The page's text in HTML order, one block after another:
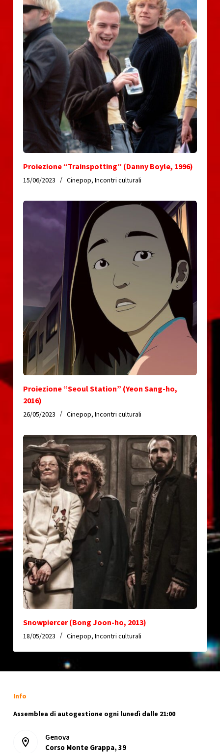
Proiezione “Trainspotting” (Danny Boyle, 1996)
15/06/2023 Cinepop, Incontri culturali
Proiezione “Seoul Station” (Yeon Sang-ho,
2016)
26/05/2023 Cinepop, Incontri culturali
Snowpiercer (Bong Joon-ho, 2013)
18/05/2023 Cinepop, Incontri culturali
Info
Assemblea di autogestione ogni lunedì dalle 21:00
Genova
Corso Monte Grappa, 39